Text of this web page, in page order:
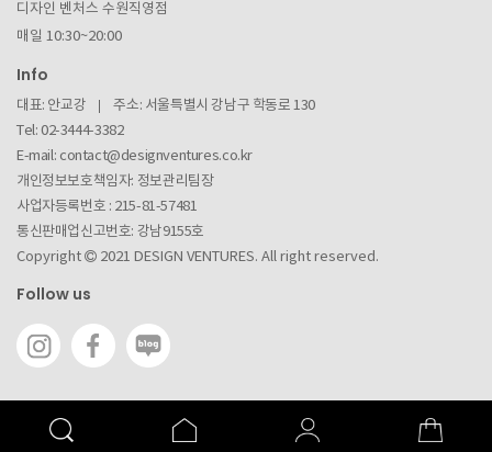
디자인 벤처스 수원직영점
매일 10:30~20:00
Info
대표: 안교강
주소: 서울특별시 강남구 학동로 130
Tel: 02-3444-3382
E-mail: contact@designventures.co.kr
개인정보보호책임자: 정보관리팀장
사업자등록번호 : 215-81-57481
통신판매업신고번호: 강남9155호
Copyright
2021 DESIGN VENTURES. All right reserved.
Follow us